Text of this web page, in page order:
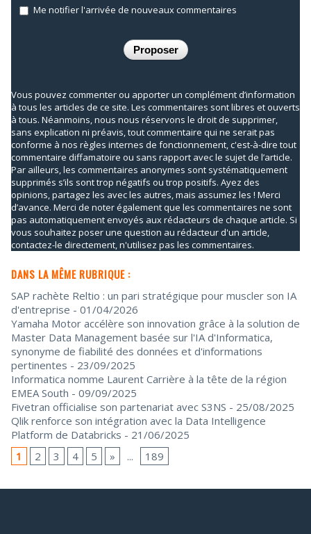
Me notifier l'arrivée de nouveaux commentaires
Vous pouvez commenter ou apporter un complément d’information
à tous les articles de ce site. Les commentaires sont libres et ouverts
à tous. Néanmoins, nous nous réservons le droit de supprimer,
sans explication ni préavis, tout commentaire qui ne serait pas
conforme à nos règles internes de fonctionnement, c'est-à-dire tout
commentaire diffamatoire ou sans rapport avec le sujet de l’article.
Par ailleurs, les commentaires anonymes sont systématiquement
supprimés s’ils sont trop négatifs ou trop positifs. Ayez des
opinions, partagez les avec les autres, mais assumez les ! Merci
d’avance. Merci de noter également que les commentaires ne sont
pas automatiquement envoyés aux rédacteurs de chaque article. Si
vous souhaitez poser une question au rédacteur d'un article,
contactez-le directement, n'utilisez pas les commentaires.
DANS LA MÊME RUBRIQUE :
SAP rachète Reltio : un pari stratégique pour muscler son IA
d'entreprise - 01/04/2026
Yamaha Motor accélère son innovation grâce à la solution de
Master Data Management basée sur l'IA d'Informatica,
synonyme de fiabilité des données et d'informations
pertinentes - 23/09/2025
Informatica nomme Laurent Carrière à la tête de la région
EMEA South - 09/09/2025
Fivetran officialise son partenariat avec S3NS - 25/08/2025
Qlik renforce son intégration avec la Data Intelligence
Platform de Databricks - 21/06/2025
1
2 3 4 5 » ... 189